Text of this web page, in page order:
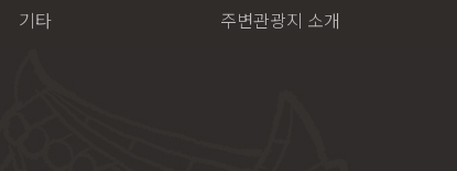
기타 주변관광지 소개